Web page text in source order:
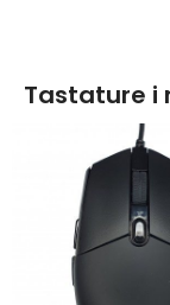
Tastature i